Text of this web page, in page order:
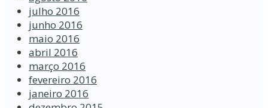
julho 2016
junho 2016
maio 2016
abril 2016
março 2016
fevereiro 2016
janeiro 2016